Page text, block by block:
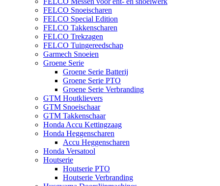
FELCO Snoeischaren
FELCO Special Edition
FELCO Takkenscharen
FELCO Trekzagen
FELCO Tuingereedschap
Garmech Snoeien
Groene Serie
Groene Serie Batterij
Groene Serie PTO
Groene Serie Verbranding
GTM Houtklievers
GTM Snoeischaar
GTM Takkenschaar
Honda Accu Kettingzaag
Honda Heggenscharen
Accu Heggenscharen
Honda Versatool
Houtserie
Houtserie PTO
Houtserie Verbranding